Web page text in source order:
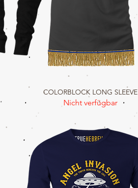
Schnellansicht
COLORBLOCK LONG SLEEVE
Nicht verfügbar